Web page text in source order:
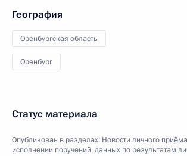
География
Оренбургская область
Оренбург
Статус материала
Опубликован в разделах: Новости личного приёма
исполнении поручений, данных по результатам